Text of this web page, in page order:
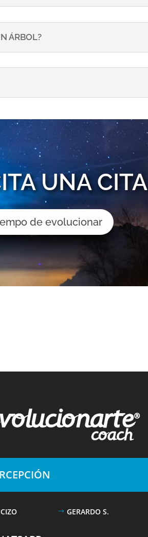
ÁRBOL?
UNA CITA
de evolucionar
GERARDO S.